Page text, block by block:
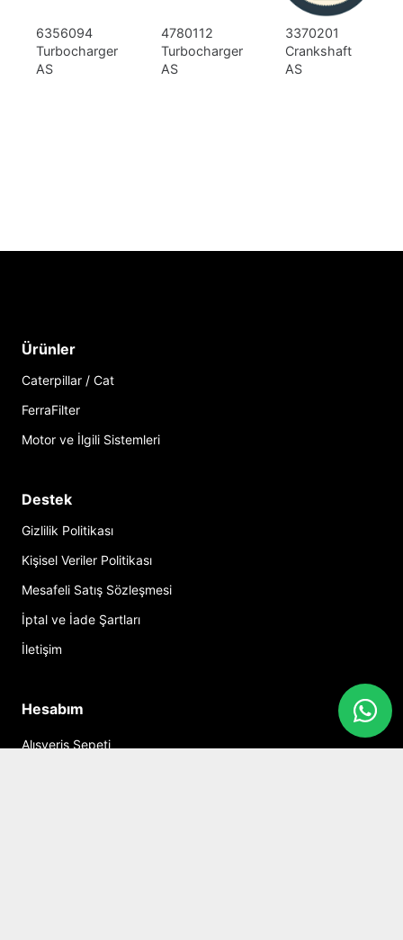
6356094
Turbocharger
AS
4780112
Turbocharger
AS
3370201
Crankshaft
AS
Ürünler
Caterpillar / Cat
FerraFilter
Motor ve İlgili Sistemleri
Destek
Gizlilik Politikası
Kişisel Veriler Politikası
Mesafeli Satış Sözleşmesi
İptal ve İade Şartları
İletişim
Hesabım
Alışveriş Sepeti